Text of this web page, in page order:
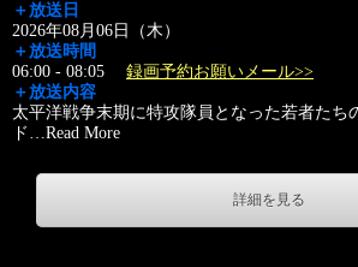
＋放送日
2026年08月06日（木）
＋放送時間
06:00 - 08:05 録画予約お願いメール>>
＋放送内容
太平洋戦争末期に特攻隊員となった若者たち
ド …Read More
詳細を見る